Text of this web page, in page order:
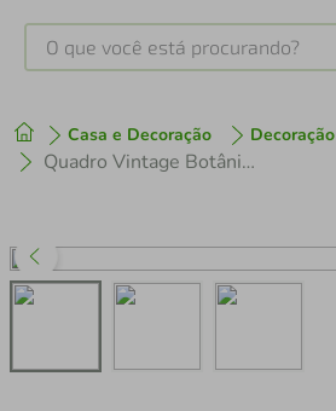
O que você está procurando?
Casa e Decoração Decoração
Quadro Vintage Botânica Folhas e Plantas 100x70 Filete Branco
1º tenis
perfume